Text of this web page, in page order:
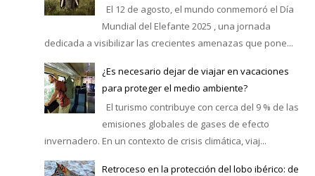
El 12 de agosto, el mundo conmemoró el Día
Mundial del Elefante 2025 , una jornada
dedicada a visibilizar las crecientes amenazas que pone...
¿Es necesario dejar de viajar en vacaciones
para proteger el medio ambiente?
El turismo contribuye con cerca del 9 % de las
emisiones globales de gases de efecto
invernadero. En un contexto de crisis climática, viaj...
Retroceso en la protección del lobo ibérico: de